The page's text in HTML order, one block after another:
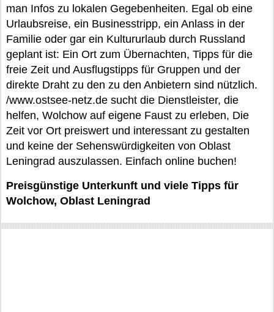
man Infos zu lokalen Gegebenheiten. Egal ob eine
Urlaubsreise, ein Businesstripp, ein Anlass in der
Familie oder gar ein Kultururlaub durch Russland
geplant ist: Ein Ort zum Übernachten, Tipps für die
freie Zeit und Ausflugstipps für Gruppen und der
direkte Draht zu den zu den Anbietern sind nützlich.
/www.ostsee-netz.de sucht die Dienstleister, die
helfen, Wolchow auf eigene Faust zu erleben, Die
Zeit vor Ort preiswert und interessant zu gestalten
und keine der Sehenswürdigkeiten von Oblast
Leningrad auszulassen. Einfach online buchen!
Preisgünstige Unterkunft und viele Tipps für
Wolchow, Oblast Leningrad